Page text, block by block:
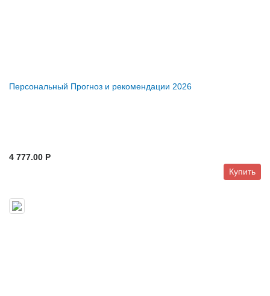
Персональный Прогноз и рекомендации 2026
4 777.00 P
Купить